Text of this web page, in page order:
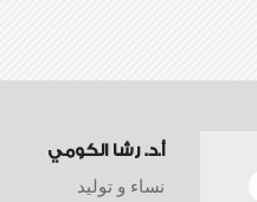
أ.د. رشا الكومي
نساء و توليد